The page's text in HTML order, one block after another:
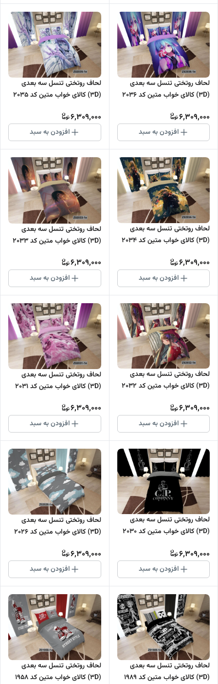
لحاف روتختی تنسل سه بعدی
(3D) کالای خواب متین کد 2036
6,309,000
افزودن به سبد
لحاف روتختی تنسل سه بعدی
(3D) کالای خواب متین کد 2035
6,309,000
افزودن به سبد
لحاف روتختی تنسل سه بعدی
(3D) کالای خواب متین کد 2034
6,309,000
افزودن به سبد
لحاف روتختی تنسل سه بعدی
(3D) کالای خواب متین کد 2033
6,309,000
افزودن به سبد
لحاف روتختی تنسل سه بعدی
(3D) کالای خواب متین کد 2032
6,309,000
افزودن به سبد
لحاف روتختی تنسل سه بعدی
(3D) کالای خواب متین کد 2031
6,309,000
افزودن به سبد
لحاف روتختی تنسل سه بعدی
(3D) کالای خواب متین کد 2030
6,309,000
افزودن به سبد
لحاف روتختی تنسل سه بعدی
(3D) کالای خواب متین کد 2026
6,309,000
افزودن به سبد
لحاف روتختی تنسل سه بعدی
(3D) کالای خواب متین کد 1989
لحاف روتختی تنسل سه بعدی
(3D) کالای خواب متین کد 1958